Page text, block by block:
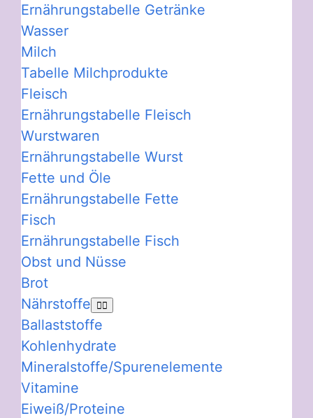
Ernährungstabelle Getränke
Wasser
Milch
Tabelle Milchprodukte
Fleisch
Ernährungstabelle Fleisch
Wurstwaren
Ernährungstabelle Wurst
Fette und Öle
Ernährungstabelle Fette
Fisch
Ernährungstabelle Fisch
Obst und Nüsse
Brot
Nährstoffe
Ballaststoffe
Kohlenhydrate
Mineralstoffe/Spurenelemente
Vitamine
Eiweiß/Proteine